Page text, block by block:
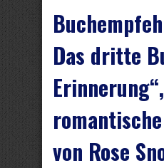
Das dritte
Erinnerung“,
von Rose